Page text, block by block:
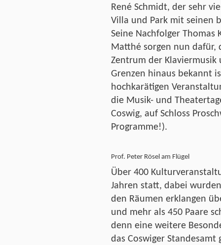
René Schmidt, der sehr
Villa und Park mit seinen
Seine Nachfolger Thomas
Matthé sorgen nun dafür,
Zentrum der
Grenzen hinaus bekannt
hochkarätigen
die Musik- und
Coswig, auf Schloss
Programme!).
Prof. Peter Rösel am Flügel
Über 400
Jahren statt, dabei
den Räumen erklangen
und mehr als 450 Paare
denn eine weitere
das Coswiger